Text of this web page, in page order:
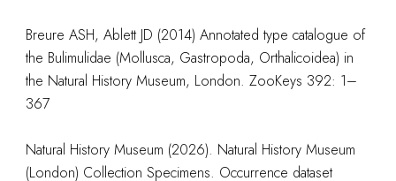
Breure ASH, Ablett JD (2014) Annotated type catalogue of
the Bulimulidae (Mollusca, Gastropoda, Orthalicoidea) in
the Natural History Museum, London. ZooKeys 392: 1–
367
Natural History Museum (2026). Natural History Museum
(London) Collection Specimens. Occurrence dataset